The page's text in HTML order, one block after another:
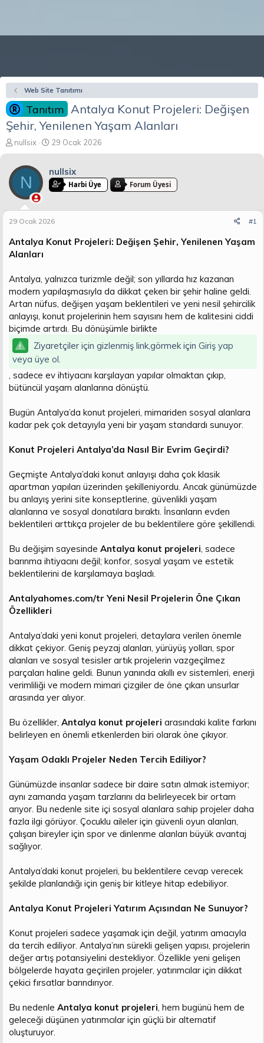
Web Site Tanıtımı
Tanıtım Antalya Konut Projeleri: Değişen
Şehir, Yenilenen Yaşam Alanları
K
o
b
y
a
l
a
a
n
nullsix
B
a
l
a
n
ç
t
a
h
i
29 Ocak 2026
N
nullsix
Harbi Üye Forum Üyesi
29 Ocak 2026 #1
Antalya Konut Projeleri: Değişen Şehir, Yenilenen Yaşam
Alanları
Antalya, yalnızca turizmle değil; son yıllarda hız kazanan
modern yapılaşmasıyla da dikkat çeken bir şehir haline geldi.
Artan nüfus, değişen yaşam beklentileri ve yeni nesil şehircilik
anlayışı, konut projelerinin hem sayısını hem de kalitesini ciddi
biçimde artırdı. Bu dönüşümle birlikte
Ziyaretçiler için gizlenmiş link,görmek için Giriş yap
veya üye ol.
, sadece ev ihtiyacını karşılayan yapılar olmaktan çıkıp,
bütüncül yaşam alanlarına dönüştü.
Bugün Antalya’da konut projeleri, mimariden sosyal alanlara
kadar pek çok detayıyla yeni bir yaşam standardı sunuyor.
Konut Projeleri Antalya’da Nasıl Bir Evrim Geçirdi?
Geçmişte Antalya’daki konut anlayışı daha çok klasik
apartman yapıları üzerinden şekilleniyordu. Ancak günümüzde
bu anlayış yerini site konseptlerine, güvenlikli yaşam
alanlarına ve sosyal donatılara bıraktı. İnsanların evden
beklentileri arttıkça projeler de bu beklentilere göre şekillendi.
Bu değişim sayesinde Antalya konut projeleri , sadece
barınma ihtiyacını değil; konfor, sosyal yaşam ve estetik
beklentilerini de karşılamaya başladı.
Antalyahomes.com/tr Yeni Nesil Projelerin Öne Çıkan
Özellikleri
Antalya’daki yeni konut projeleri, detaylara verilen önemle
dikkat çekiyor. Geniş peyzaj alanları, yürüyüş yolları, spor
alanları ve sosyal tesisler artık projelerin vazgeçilmez
parçaları haline geldi. Bunun yanında akıllı ev sistemleri, enerji
verimliliği ve modern mimari çizgiler de öne çıkan unsurlar
arasında yer alıyor.
Bu özellikler, Antalya konut projeleri arasındaki kalite farkını
belirleyen en önemli etkenlerden biri olarak öne çıkıyor.
Yaşam Odaklı Projeler Neden Tercih Ediliyor?
Günümüzde insanlar sadece bir daire satın almak istemiyor;
aynı zamanda yaşam tarzlarını da belirleyecek bir ortam
arıyor. Bu nedenle site içi sosyal alanlara sahip projeler daha
fazla ilgi görüyor. Çocuklu aileler için güvenli oyun alanları,
çalışan bireyler için spor ve dinlenme alanları büyük avantaj
sağlıyor.
Antalya’daki konut projeleri, bu beklentilere cevap verecek
şekilde planlandığı için geniş bir kitleye hitap edebiliyor.
Antalya Konut Projeleri Yatırım Açısından Ne Sunuyor?
Konut projeleri sadece yaşamak için değil, yatırım amacıyla
da tercih ediliyor. Antalya’nın sürekli gelişen yapısı, projelerin
değer artış potansiyelini destekliyor. Özellikle yeni gelişen
bölgelerde hayata geçirilen projeler, yatırımcılar için dikkat
çekici fırsatlar barındırıyor.
Bu nedenle Antalya konut projeleri , hem bugünü hem de
geleceği düşünen yatırımcılar için güçlü bir alternatif
oluşturuyor.